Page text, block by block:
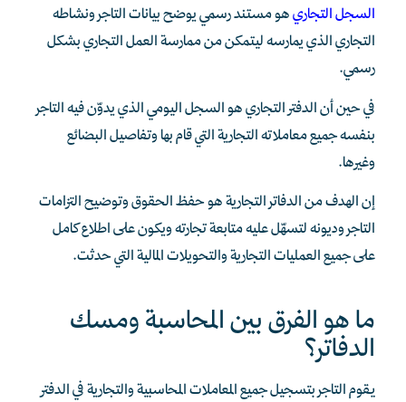
السجل التجاريهو مستند رسمي يوضح بيانات التاجر ونشاطه
التجاري الذي يمارسه ليتمكن من ممارسة العمل التجاري بشكل
رسمي.
في حين أن الدفتر التجاري هو السجل اليومي الذي يدوّن فيه التاجر
بنفسه جميع معاملاته التجارية التي قام بها وتفاصيل البضائع
وغيرها.
إن الهدف من الدفاتر التجارية هو حفظ الحقوق وتوضيح التزامات
التاجر وديونه لتسهّل عليه متابعة تجارته ويكون على اطلاع كامل
على جميع العمليات التجارية والتحويلات المالية التي حدثت.
ما هو الفرق بين المحاسبة ومسك
الدفاتر؟
يقوم التاجر بتسجيل جميع المعاملات المحاسبية والتجارية في الدفتر